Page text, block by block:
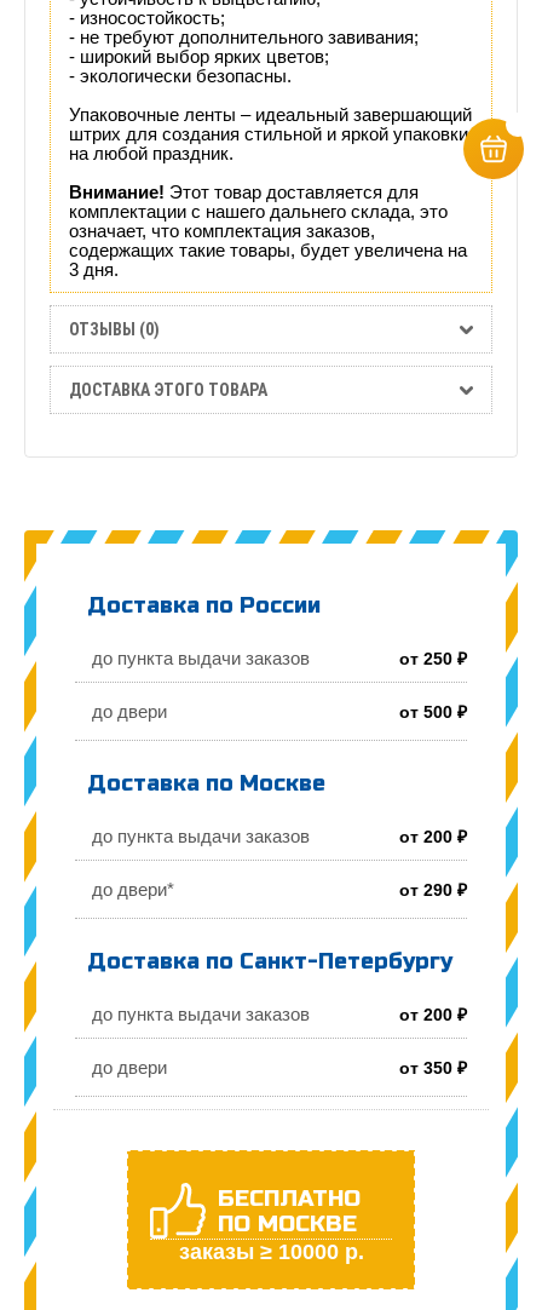
- износостойкость;
- не требуют дополнительного завивания;
- широкий выбор ярких цветов;
- экологически безопасны.
Упаковочные ленты – идеальный завершающий
штрих для создания стильной и яркой упаковки
на любой праздник.
Внимание! Этот товар доставляется для
комплектации с нашего дальнего склада, это
означает, что комплектация заказов,
содержащих такие товары, будет увеличена на
3 дня.
ОТЗЫВЫ (0)
ДОСТАВКА ЭТОГО ТОВАРА
Доставка по России
до пункта выдачи заказов от 250 ₽
до двери от 500 ₽
Доставка по Москве
до пункта выдачи заказов от 200 ₽
до двери* от 290 ₽
Доставка по Санкт-Петербургу
до пункта выдачи заказов от 200 ₽
до двери от 350 ₽
БЕСПЛАТНО
ПО МОСКВЕ
заказы ≥ 10000 р.